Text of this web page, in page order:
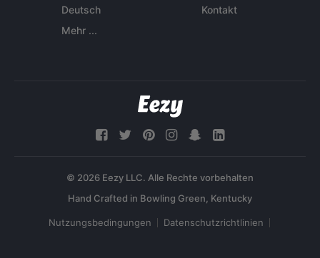
Deutsch
Mehr ...
Kontakt
© 2026 Eezy LLC. Alle Rechte vorbehalten
Nutzungsbedingungen Datenschutzrichtlinien